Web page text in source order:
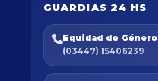
GUARDIAS 24 HS
Equidad de Género
(03447) 15406239